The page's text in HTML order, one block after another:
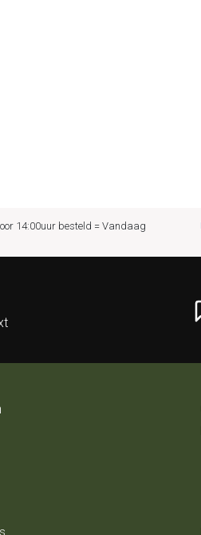
14:00uur besteld = Vandaag